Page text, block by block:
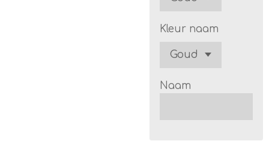
Kleur naam
Naam